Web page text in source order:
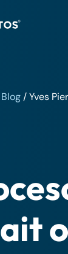
Blog /Yves